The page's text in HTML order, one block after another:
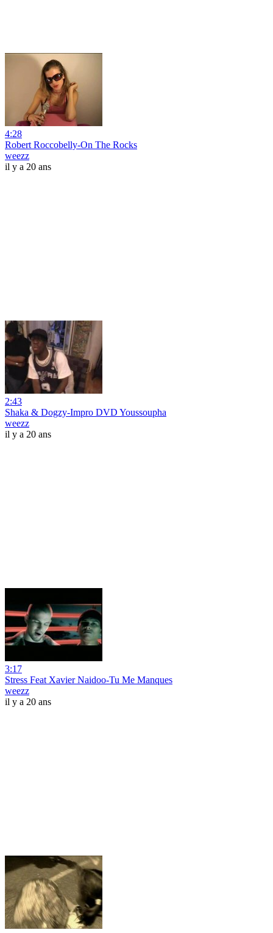
4:28
Robert Roccobelly-On The Rocks
weezz
il y a 20 ans
2:43
Shaka & Dogzy-Impro DVD Youssoupha
weezz
il y a 20 ans
3:17
Stress Feat Xavier Naidoo-Tu Me Manques
weezz
il y a 20 ans